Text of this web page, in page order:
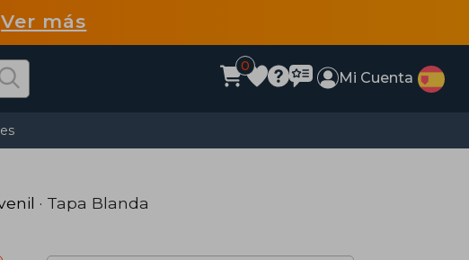
Ver más
0
Mi Cuenta
· Tapa Blanda